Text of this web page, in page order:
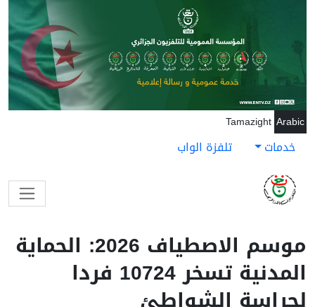
تجاوز إلى المحتوى الرئيسي
Arabic
Tamazight
خدمات تلفزة الواب
موسم الاصطياف 2026: الحماية
المدنية تسخر 10724 فردا